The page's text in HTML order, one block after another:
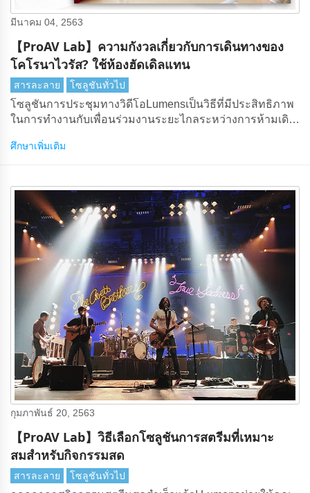
มีนาคม 04, 2563
【ProAV Lab】ความกังวลเกี่ยวกับการเดินทางของ
โคโรนาไวรัส? ใช้ห้องฮัดเดิลแทน
สารละลาย โซลูชันทั่วไป
โซลูชันการประชุมทางวิดีโอLumensเป็นวิธีที่มีประสิทธิภาพ
ในการทํางานกับเพื่อนร่วมงานระยะไกลระหว่างการห้ามเดิน
ศึกษาเพิ่มเติม
กุมภาพันธ์ 20, 2563
【ProAV Lab】วิธีเลือกโซลูชันการสตรีมที่เหมาะ
สมสําหรับกิจกรรมสด
สารละลาย โซลูชันทั่วไป